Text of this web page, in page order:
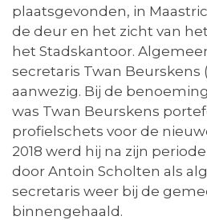
plaatsgevonden, in
de deur en het zicht van
het Stadskantoor.
secretaris Twan Beurskens
aanwezig. Bij de
was Twan Beurskens
profielschets voor de
2018 werd hij na zijn
door Antoin Scholten als
secretaris weer bij de
binnengehaald.